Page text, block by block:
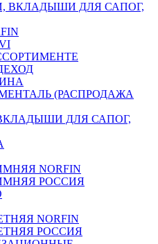
ВКЛАДЫШИ ДЛЯ САПОГ,
(РАСПРОДАЖА
ДЛЯ САПОГ,
NORFIN
РОССИЯ
NORFIN
РОССИЯ